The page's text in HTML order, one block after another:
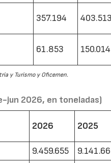
357.194
61.853 150.014
y Turismo y Oficemen.
jun 2026, en toneladas)
2026 2025
9.459.655